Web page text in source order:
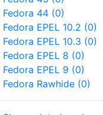
Fedora 44 (0)
Fedora EPEL 10.2 (0)
Fedora EPEL 10.3 (0)
Fedora EPEL 8 (0)
Fedora EPEL 9 (0)
Fedora Rawhide (0)